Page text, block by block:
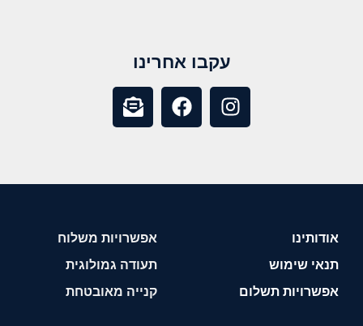
עקבו אחרינו
אודותינו
תנאי שימוש
אפשרויות תשלום
אפשרויות משלוח
תעודה גמולוגית
קנייה מאובטחת